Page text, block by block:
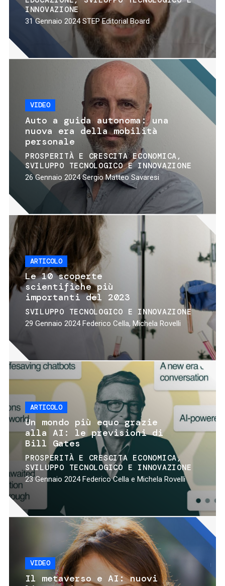
INNOVAZIONE
31 Gennaio 2024 STEP Editorial Board
VIDEO
Auto a guida autonoma: una
nuova era della mobilità
personale
PROSPERITÀ E CRESCITA ECONOMICA
SVILUPPO TECNOLOGICO E INNOVAZIONE
26 Gennaio 2024 Sergio Matteo Savaresi
ARTICOLO
Le 10 scoperte
scientifiche più
importanti del 2023
SVILUPPO TECNOLOGICO E INNOVAZIONE
29 Gennaio 2024 Federico Cella, Michela Rovelli
ARTICOLO
Un mondo più equo grazie
alla AI: le previsioni di
Bill Gates
PROSPERITÀ E CRESCITA ECONOMICA
SVILUPPO TECNOLOGICO E INNOVAZIONE
23 Gennaio 2024 Federico Cella e Michela Rovelli
VIDEO
Il metaverso e AI: nuovi